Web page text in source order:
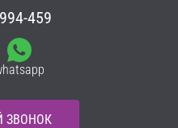
459
ЗВОНОК